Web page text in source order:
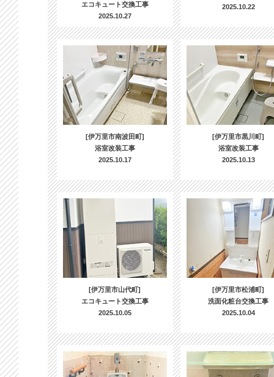
エコキュート交換工事
2025.10.27
2025.10.22
[伊万里市南波田町]
浴室改装工事
2025.10.17
[伊万里市黒川町]
浴室改装工事
2025.10.13
[伊万里市山代町]
エコキュート交換工事
2025.10.05
[伊万里市松浦町]
洗面化粧台交換工事
2025.10.04